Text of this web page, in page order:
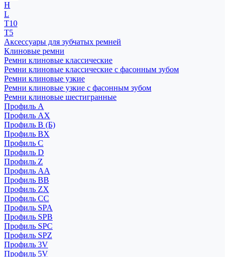
H
L
T10
T5
Аксессуары для зубчатых ремней
Клиновые ремни
Ремни клиновые классические
Ремни клиновые классические с фасонным зубом
Ремни клиновые узкие
Ремни клиновые узкие с фасонным зубом
Ремни клиновые шестигранные
Профиль A
Профиль AX
Профиль B (Б)
Профиль BX
Профиль C
Профиль D
Профиль Z
Профиль АА
Профиль BB
Профиль ZX
Профиль CC
Профиль SPA
Профиль SPB
Профиль SPC
Профиль SPZ
Профиль 3V
Профиль 5V